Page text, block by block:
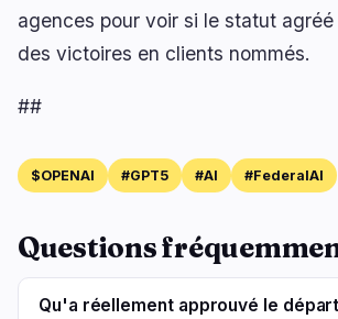
agences pour voir si le statut
des victoires en clients nommés.
##
$OPENAI #GPT5 #AI #FederalAI
Questions
Qu'a réellement approuvé le